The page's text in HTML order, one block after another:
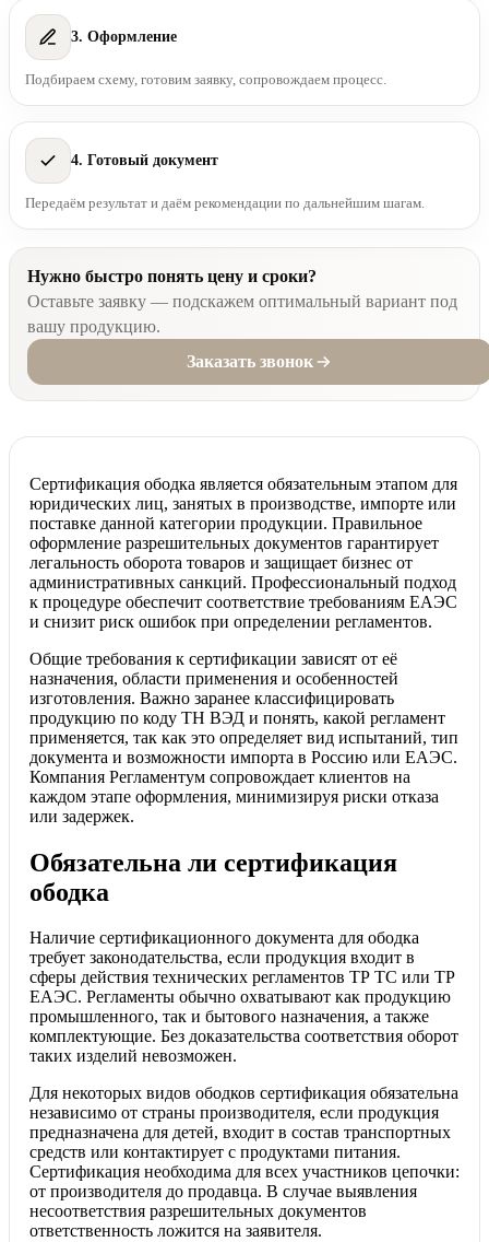
3. Оформление
Подбираем схему, готовим заявку, сопровождаем процесс.
4. Готовый документ
Передаём результат и даём рекомендации по дальнейшим шагам.
Нужно быстро понять цену и сроки?
Оставьте заявку — подскажем оптимальный вариант под
вашу продукцию.
Заказать звонок
Сертификация ободка является обязательным этапом для
юридических лиц, занятых в производстве, импорте или
поставке данной категории продукции. Правильное
оформление разрешительных документов гарантирует
легальность оборота товаров и защищает бизнес от
административных санкций. Профессиональный подход
к процедуре обеспечит соответствие требованиям ЕАЭС
и снизит риск ошибок при определении регламентов.
Общие требования к сертификации зависят от её
назначения, области применения и особенностей
изготовления. Важно заранее классифицировать
продукцию по коду ТН ВЭД и понять, какой регламент
применяется, так как это определяет вид испытаний, тип
документа и возможности импорта в Россию или ЕАЭС.
Компания Регламентум сопровождает клиентов на
каждом этапе оформления, минимизируя риски отказа
или задержек.
Обязательна ли сертификация
ободка
Наличие сертификационного документа для ободка
требует законодательства, если продукция входит в
сферы действия технических регламентов ТР ТС или ТР
ЕАЭС. Регламенты обычно охватывают как продукцию
промышленного, так и бытового назначения, а также
комплектующие. Без доказательства соответствия оборот
таких изделий невозможен.
Для некоторых видов ободков сертификация обязательна
независимо от страны производителя, если продукция
предназначена для детей, входит в состав транспортных
средств или контактирует с продуктами питания.
Сертификация необходима для всех участников цепочки:
от производителя до продавца. В случае выявления
несоответствия разрешительных документов
ответственность ложится на заявителя.